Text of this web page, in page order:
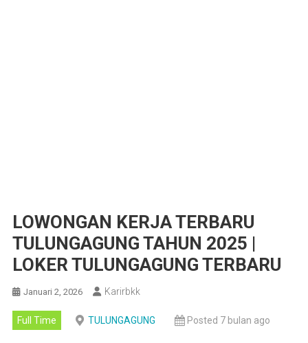
LOWONGAN KERJA TERBARU
TULUNGAGUNG TAHUN 2025 |
LOKER TULUNGAGUNG TERBARU
Januari 2, 2026 Karirbkk
Full Time TULUNGAGUNG Posted 7 bulan ago